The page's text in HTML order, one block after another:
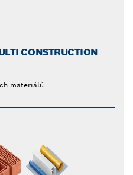
CONSTRUCTION
materiálů